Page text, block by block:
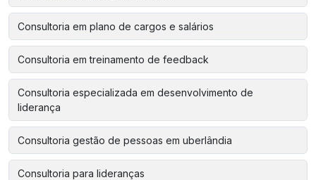
Consultoria em plano de cargos e salários
Consultoria em treinamento de feedback
Consultoria especializada em desenvolvimento de
liderança
Consultoria gestão de pessoas em uberlândia
Consultoria para lideranças